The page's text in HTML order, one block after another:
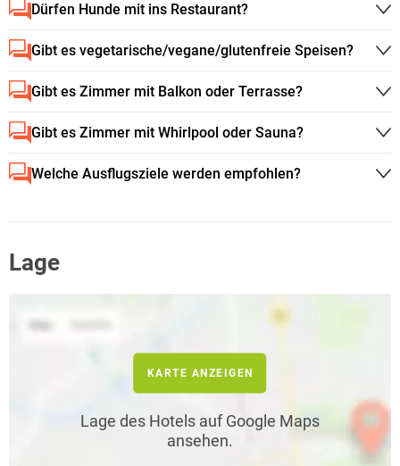
Dürfen Hunde mit ins Restaurant?
Gibt es vegetarische/vegane/glutenfreie Speisen?
Gibt es Zimmer mit Balkon oder Terrasse?
Gibt es Zimmer mit Whirlpool oder Sauna?
Welche Ausflugsziele werden empfohlen?
Lage
KARTE ANZEIGEN
Lage des Hotels auf Google Maps
ansehen.